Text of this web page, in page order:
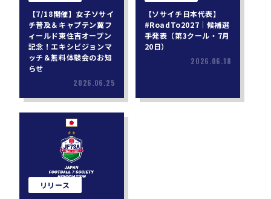
【7/18開催】女子ソサイ
チ普及＆キャプテン翼フ
ィールド東住吉オープン
記念！エキシビジョンマ
ッチ＆無料体験会のお知
らせ
2026.06.25
【ソサイチ日本代表】
#RoadTo2027｜候補選
手発表（第3クール・7月
20日）
2026.06.18
リリース